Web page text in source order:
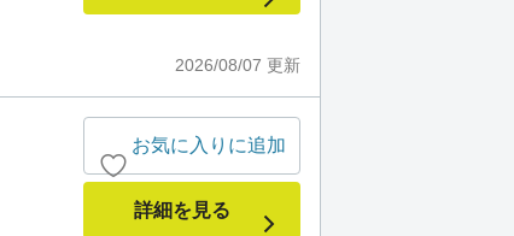
2026/08/07 更新
お気に入りに追加
詳細を見る